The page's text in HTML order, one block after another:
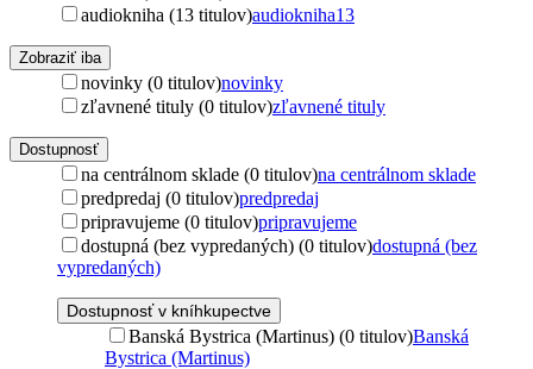
audiokniha (13 titulov)audiokniha13
Zobraziť iba
novinky (0 titulov)novinky
zľavnené tituly (0 titulov)zľavnené tituly
Dostupnosť
na centrálnom sklade (0 titulov)na centrálnom sklade
predpredaj (0 titulov)predpredaj
pripravujeme (0 titulov)pripravujeme
dostupná (bez vypredaných) (0 titulov)dostupná (bez
vypredaných)
Dostupnosť v kníhkupectve
Banská Bystrica (Martinus) (0 titulov)Banská
Bystrica (Martinus)